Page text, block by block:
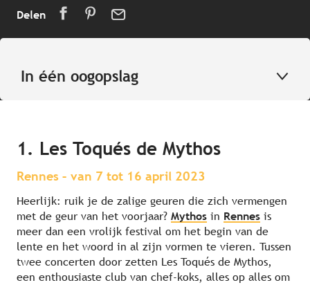
Delen
In één oogopslag
1. Les Toqués de Mythos
Rennes – van 7 tot 16 april 2023
Heerlijk: ruik je de zalige geuren die zich vermengen
met de geur van het voorjaar? Mythos in Rennes is
meer dan een vrolijk festival om het begin van de
lente en het woord in al zijn vormen te vieren. Tussen
twee concerten door zetten Les Toqués de Mythos,
een enthousiaste club van chef-koks, alles op alles om